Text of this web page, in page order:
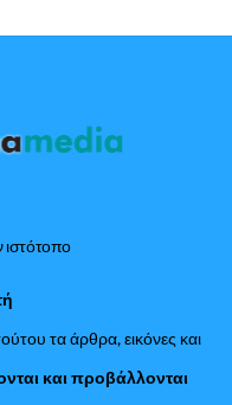
ιστότοπο
τα άρθρα, εικόνες και
και προβάλλονται